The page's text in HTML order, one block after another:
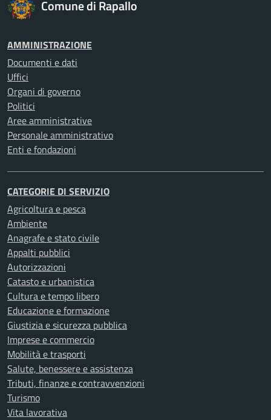
Comune di Rapallo
AMMINISTRAZIONE
Documenti e dati
Uffici
Organi di governo
Politici
Aree amministrative
Personale amministrativo
Enti e fondazioni
CATEGORIE DI SERVIZIO
Agricoltura e pesca
Ambiente
Anagrafe e stato civile
Appalti pubblici
Autorizzazioni
Catasto e urbanistica
Cultura e tempo libero
Educazione e formazione
Giustizia e sicurezza pubblica
Imprese e commercio
Mobilità e trasporti
Salute, benessere e assistenza
Tributi, finanze e contravvenzioni
Turismo
Vita lavorativa